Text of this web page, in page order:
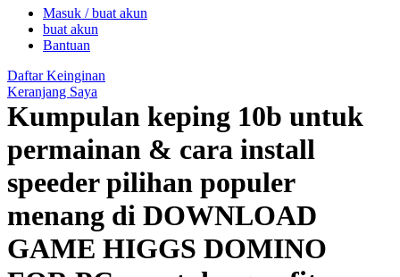
Peachy
Phil & Ted's
Philips Avent
Pigeon
Playgro
Ponycycle
Puma
Pureats
Masuk / buat akun
buat akun
Bantuan
Daftar Keinginan
Keranjang Saya
Kumpulan keping 10b untuk
permainan & cara install
speeder pilihan populer
menang di DOWNLOAD
GAME HIGGS DOMINO